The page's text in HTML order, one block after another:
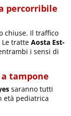
percorribile
chiuse. Il traffico
Le tratteAosta Est-
i sensi di
tampone
saranno tutti
età pediatrica